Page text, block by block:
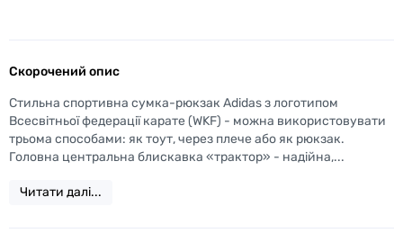
Скорочений опис
Стильна спортивна сумка-рюкзак Adidas з логотипом
Всесвітньої федерації карате (WKF) - можна використовувати
трьома способами: як тоут, через плече або як рюкзак.
Головна центральна блискавка «трактор» - надійна,...
Читати далі...